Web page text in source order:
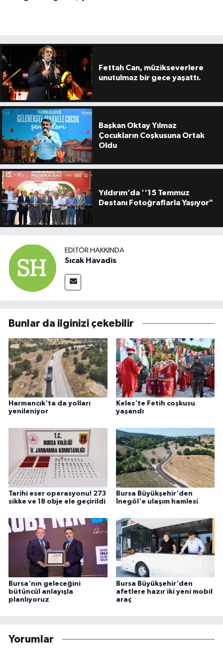
Fettah Can, müzikseverlere
unutulmaz bir gece yaşattı.
Başkan Oktay Yılmaz
Çocukların Coşkusuna Ortak
Oldu
Yıldırım’da ''15 Temmuz
Destanı Fotoğraflarla Yaşıyor"
EDITÖR HAKKINDA
Sıcak Havadis
Bunlar da ilginizi çekebilir
Harmancık'ta da yolları
yenileniyor
Keles'te Fetih coşkusu
yaşandı
Tarihi eser operasyonu! 273
sikke ve 18 obje ele geçirildi
Bursa Büyükşehir'den
İnegöl'e ulaşım hamlesi
Bursa'nın geleceğini
bütüncül anlayışla
planlıyoruz
Bursa Büyükşehir'den
afetlere hazır iki yeni mobil
araç
Yorumlar